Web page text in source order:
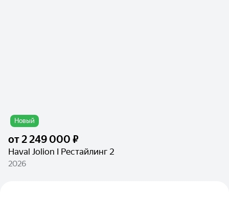
Новый
от2 249 000 ₽
Haval Jolion I Рестайлинг 2
2026